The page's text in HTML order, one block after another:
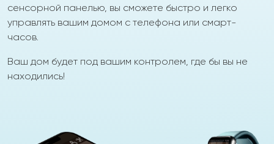
сенсорной панелью, вы сможете быстро и легко
управлять вашим домом с телефона или смарт-
часов.
Ваш дом будет под вашим контролем, где бы вы не
находились!